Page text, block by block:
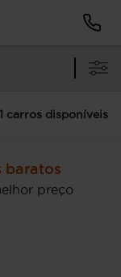
1 carros disponíveis
baratos
preço